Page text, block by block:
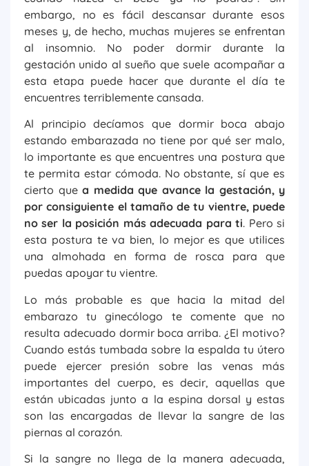
embargo, no es fácil descansar durante esos
meses y, de hecho, muchas mujeres se enfrentan
al insomnio. No poder dormir durante la
gestación unido al sueño que suele acompañar a
esta etapa puede hacer que durante el día te
encuentres terriblemente cansada.
Al principio decíamos que dormir boca abajo
estando embarazada no tiene por qué ser malo,
lo importante es que encuentres una postura que
te permita estar cómoda. No obstante, sí que es
cierto que a medida que avance la gestación, y
por consiguiente el tamaño de tu vientre, puede
no ser la posición más adecuada para ti. Pero si
esta postura te va bien, lo mejor es que utilices
una almohada en forma de rosca para que
puedas apoyar tu vientre.
Lo más probable es que hacia la mitad del
embarazo tu ginecólogo te comente que no
resulta adecuado dormir boca arriba. ¿El motivo?
Cuando estás tumbada sobre la espalda tu útero
puede ejercer presión sobre las venas más
importantes del cuerpo, es decir, aquellas que
están ubicadas junto a la espina dorsal y estas
son las encargadas de llevar la sangre de las
piernas al corazón.
Si la sangre no llega de la manera adecuada,